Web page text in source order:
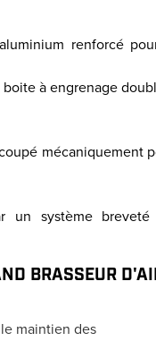
renforcé
boite à engrenage
mécaniquement
un système
BRASSEUR
maintien des